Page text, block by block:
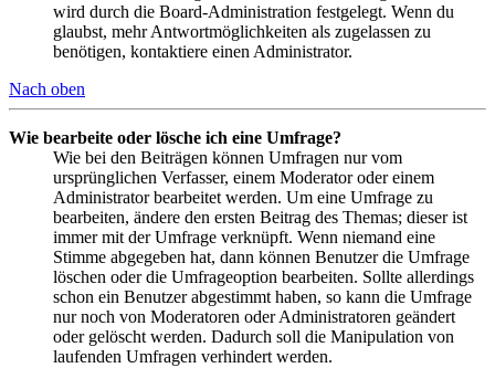
wird durch die Board-Administration festgelegt. Wenn du
glaubst, mehr Antwortmöglichkeiten als zugelassen zu
benötigen, kontaktiere einen Administrator.
Nach oben
Wie bearbeite oder lösche ich eine Umfrage?
Wie bei den Beiträgen können Umfragen nur vom
ursprünglichen Verfasser, einem Moderator oder einem
Administrator bearbeitet werden. Um eine Umfrage zu
bearbeiten, ändere den ersten Beitrag des Themas; dieser ist
immer mit der Umfrage verknüpft. Wenn niemand eine
Stimme abgegeben hat, dann können Benutzer die Umfrage
löschen oder die Umfrageoption bearbeiten. Sollte allerdings
schon ein Benutzer abgestimmt haben, so kann die Umfrage
nur noch von Moderatoren oder Administratoren geändert
oder gelöscht werden. Dadurch soll die Manipulation von
laufenden Umfragen verhindert werden.